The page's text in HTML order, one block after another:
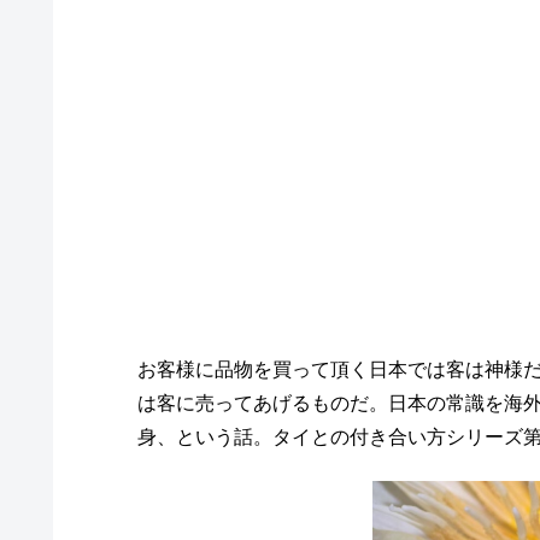
お客様に品物を買って頂く日本では客は神様
は客に売ってあげるものだ。日本の常識を海
身、という話。タイとの付き合い方シリーズ